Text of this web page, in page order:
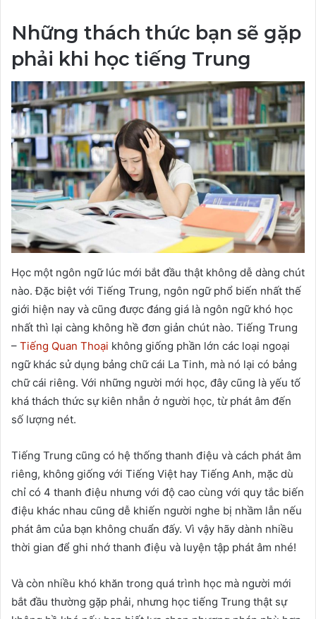
Những thách thức bạn sẽ gặp
phải khi học tiếng Trung
Học một ngôn ngữ lúc mới bắt đầu thật không dễ dàng chút
nào. Đặc biệt với Tiếng Trung, ngôn ngữ phổ biến nhất thế
giới hiện nay và cũng được đáng giá là ngôn ngữ khó học
nhất thì lại càng không hề đơn giản chút nào. Tiếng Trung
– Tiếng Quan Thoại không giống phần lớn các loại ngoại
ngữ khác sử dụng bảng chữ cái La Tinh, mà nó lại có bảng
chữ cái riêng. Với những người mới học, đây cũng là yếu tố
khá thách thức sự kiên nhẫn ở người học, từ phát âm đến
số lượng nét.
Tiếng Trung cũng có hệ thống thanh điệu và cách phát âm
riêng, không giống với Tiếng Việt hay Tiếng Anh, mặc dù
chỉ có 4 thanh điệu nhưng với độ cao cùng với quy tắc biến
điệu khác nhau cũng dễ khiến người nghe bị nhầm lẫn nếu
phát âm của bạn không chuẩn đấy. Vì vậy hãy dành nhiều
thời gian để ghi nhớ thanh điệu và luyện tập phát âm nhé!
Và còn nhiều khó khăn trong quá trình học mà người mới
bắt đầu thường gặp phải, nhưng học tiếng Trung thật sự